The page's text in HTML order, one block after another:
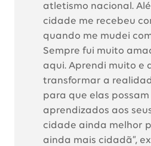
atletismo nacional.
cidade me recebeu
quando me mudei
Sempre fui muito
aqui. Aprendi muito e
transformar a
para que elas possam
aprendizados aos
cidade ainda melhor
ainda mais cidadã”,